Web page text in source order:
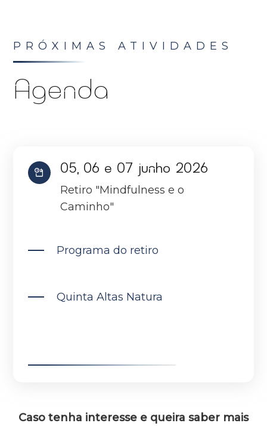
PRÓXIMAS ATIVIDADES
Agenda
05, 06 e 07 junho 2026
Retiro "Mindfulness e o
Caminho"
Programa do retiro
Quinta Altas Natura
Caso tenha interesse e queira saber mais